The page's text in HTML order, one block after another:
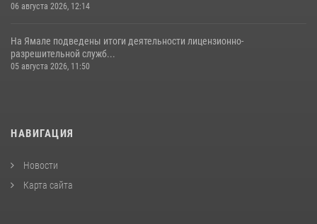
06 августа 2026, 12:14
На Ямале подведены итоги деятельности лицензионно-
разрешительной служб...
05 августа 2026, 11:50
НАВИГАЦИЯ
Новости
Карта сайта